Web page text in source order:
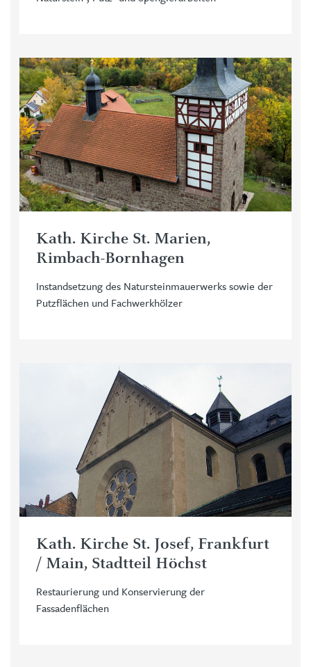
Kath. Kirche St. Marien,
Rimbach-Bornhagen
Instandsetzung des Natursteinmauerwerks sowie der
Putzflächen und Fachwerkhölzer
Kath. Kirche St. Josef, Frankfurt
/ Main, Stadtteil Höchst
Restaurierung und Konservierung der
Fassadenflächen